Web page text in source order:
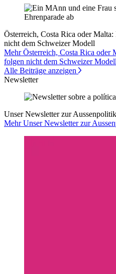
Österreich, Costa Rica oder
nicht dem Schweizer Modell
Mehr Österreich, Costa Rica oder
folgen nicht dem Schweizer Modell
Alle Beiträge anzeigen
Newsletter
Unser Newsletter zur Aussenpolitik
Mehr Unser Newsletter zur